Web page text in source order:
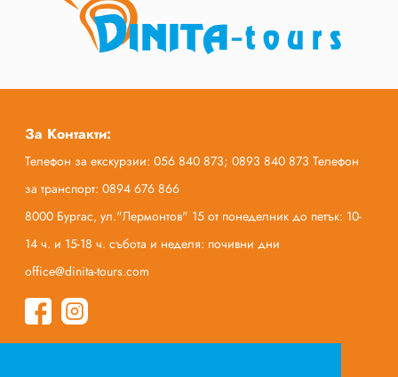
За Контакти:
Телефон за екскурзии: 056 840 873; 0893 840 873 Телефон
за транспорт: 0894 676 866
8000 Бургас, ул."Лермонтов" 15 от понеделник до петък: 10-
14 ч. и 15-18 ч. събота и неделя: почивни дни
office@dinita-tours.com